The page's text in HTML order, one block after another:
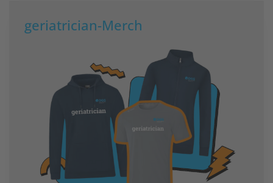
geriatrician-Merch